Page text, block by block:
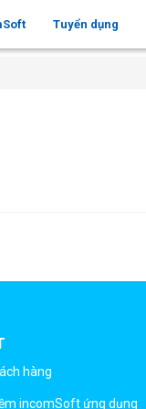
Tuyển dụng
hàng
incomSoft ứng dụng